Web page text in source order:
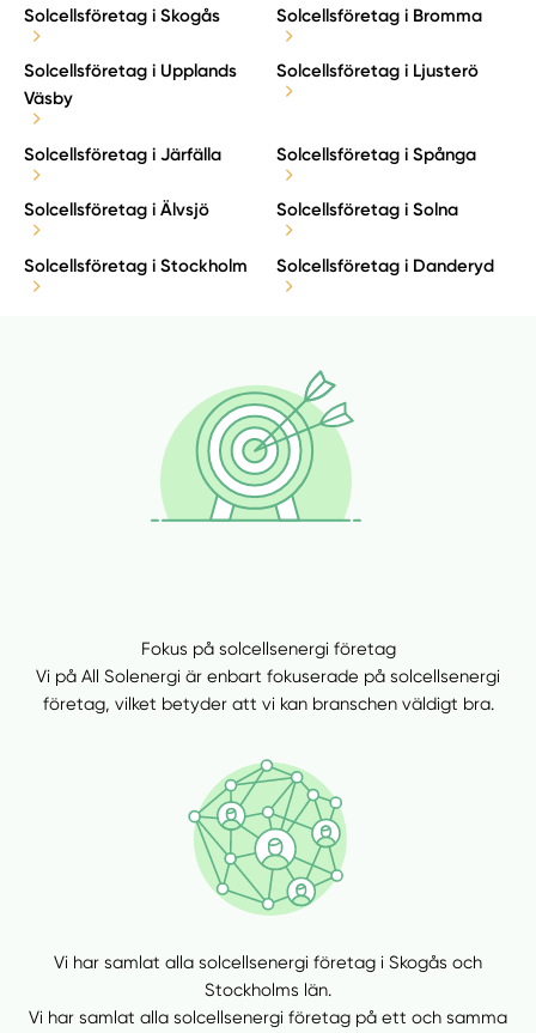
Solcellsföretag i Skogås Solcellsföretag i Bromma
Solcellsföretag i Upplands
Väsby
Solcellsföretag i Ljusterö
Solcellsföretag i Järfälla Solcellsföretag i Spånga
Solcellsföretag i Älvsjö Solcellsföretag i Solna
Solcellsföretag i Stockholm Solcellsföretag i Danderyd
Fokus på solcellsenergi företag
Vi på All Solenergi är enbart fokuserade på solcellsenergi
företag, vilket betyder att vi kan branschen väldigt bra.
Vi har samlat alla solcellsenergi företag i Skogås och
Stockholms län.
Vi har samlat alla solcellsenergi företag på ett och samma